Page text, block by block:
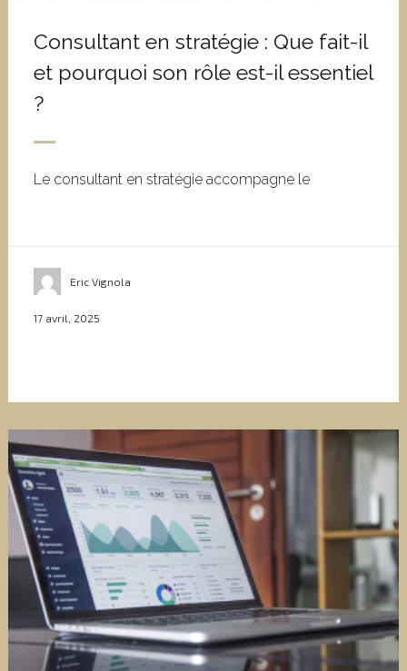
Consultant en stratégie : Que fait-il
et pourquoi son rôle est-il essentiel
?
Le consultant en stratégie accompagne le
Eric Vignola
17 avril, 2025